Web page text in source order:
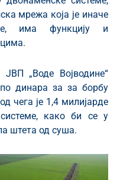
мрежа која је иначе
има функцију и
„Воде Војводине“
динара за за борбу
чега је 1,4 милијарде
како би се у
штета од суша.